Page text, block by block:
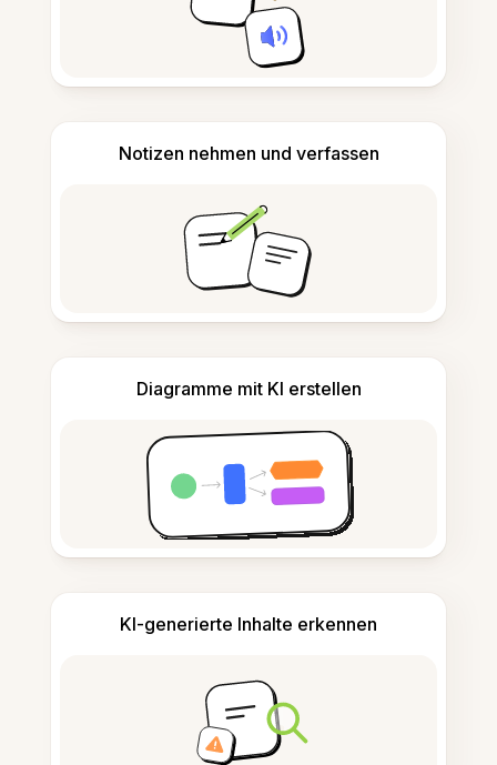
Notizen nehmen und verfassen
Diagramme mit KI erstellen
KI-generierte Inhalte erkennen